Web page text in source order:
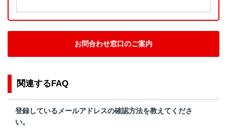
お問合わせ窓口のご案内
関連するFAQ
登録しているメールアドレスの確認方法を教えてくださ
い。